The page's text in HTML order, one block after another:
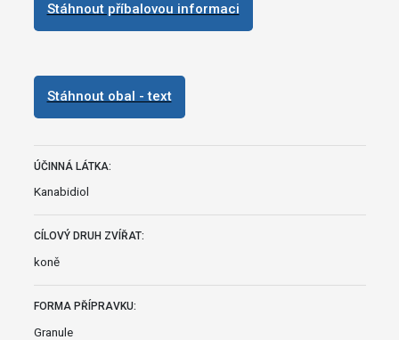
Stáhnout příbalovou informaci
Stáhnout obal - text
ÚČINNÁ LÁTKA:
Kanabidiol
CÍLOVÝ DRUH ZVÍŘAT:
koně
FORMA PŘÍPRAVKU:
Granule